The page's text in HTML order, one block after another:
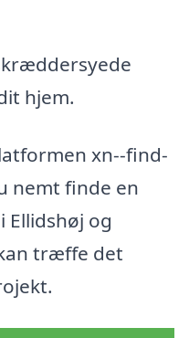
hjem.
xn--find-
nemt finde en
og
træffe det